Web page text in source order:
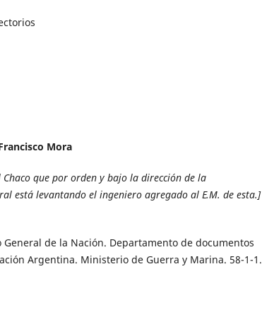
Mora
que por orden y bajo la dirección de la
está levantando el ingeniero agregado al E.M. de esta.]
de la Nación. Departamento de documentos
Argentina. Ministerio de Guerra y Marina. 58-1-1.